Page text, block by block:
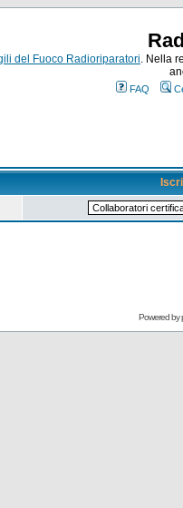
del Fuoco Radioriparatori. Nella
FAQ
Powered by